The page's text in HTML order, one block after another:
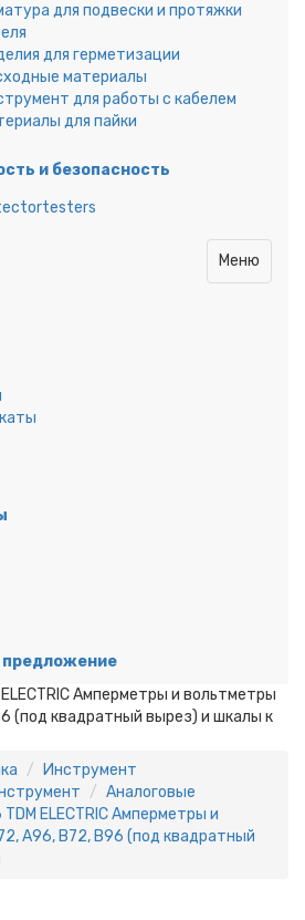
для подвески и протяжки
для герметизации
материалы
для работы с кабелем
для пайки
и безопасность
Меню
Амперметры и вольтметры
(под квадратный вырез) и шкалы к
Инструмент
Аналоговые
ELECTRIC Амперметры и
А96, В72, В96 (под квадратный